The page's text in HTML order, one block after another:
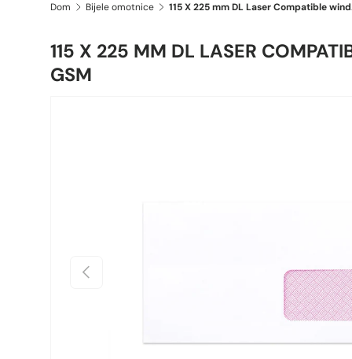
Dom Bijele omotnice 115 X
115 X 225 MM DL LASER
GSM
Prethodno